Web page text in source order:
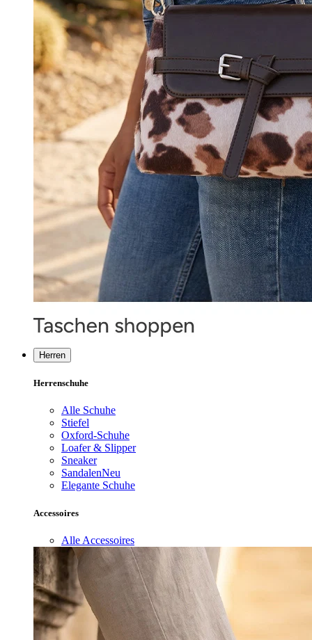
Herren
Herrenschuhe
Alle Schuhe
Stiefel
Oxford-Schuhe
Loafer & Slipper
Sneaker
SandalenNeu
Elegante Schuhe
Accessoires
Alle Accessoires